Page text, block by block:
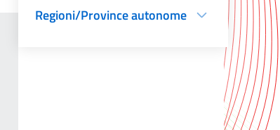
Regioni/Province autonome